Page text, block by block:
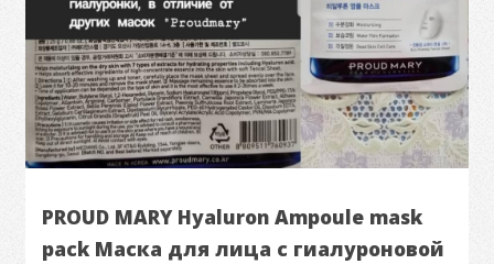
PROUD MARY Hyaluron Ampoule mask
pack Маска для лица с гиалуроновой